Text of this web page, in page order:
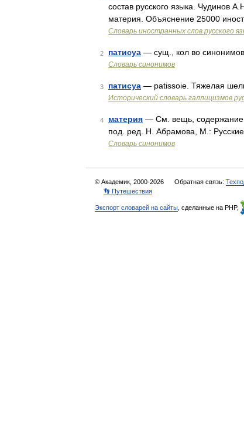
состав русского языка. Чудинов
материя. Объяснение 25000
Словарь иностранных слов русского
2 патисуа — сущ., кол во
Словарь синонимов
3 патисуа — patissoie. Тяжелая
Исторический словарь галлицизмов
4 материя — См. вещь,
под. ред. Н. Абрамова, М.:
Словарь синонимов
© Академик, 2000-2026 Обратная связь:
👣 Путешествия
Экспорт словарей на сайты , сделанные на PHP,